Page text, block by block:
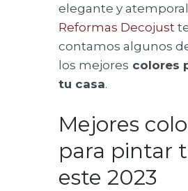
elegante y
Reformas Decojust
contamos algunos
los mejores colores
tu casa.
Mejores
para pintar
este 2023